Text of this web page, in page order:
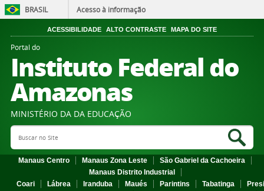
BRASIL Acesso à informação
ACESSIBILIDADE ALTO CONTRASTE MAPA DO SITE
Portal do
Instituto Federal do
Amazonas
MINISTÉRIO DA DA EDUCAÇÃO
Search Site
Manaus Centro Manaus Zona Leste
São Gabriel da Cachoeira
Manaus Distrito Industrial
Coari
Lábrea Iranduba Maués Parintins Tabatinga